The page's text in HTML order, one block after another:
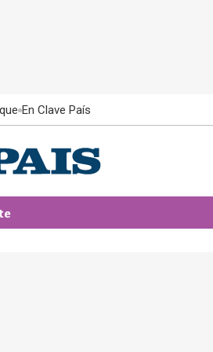
En Clave País